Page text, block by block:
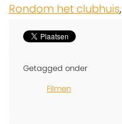
Rondom het clubhuis,
Getagged onder
Filmen